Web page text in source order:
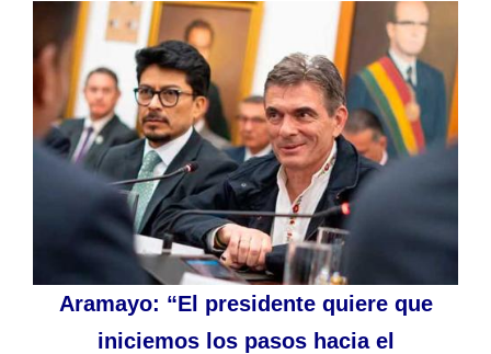
Aramayo: “El presidente quiere que
iniciemos los pasos hacia el